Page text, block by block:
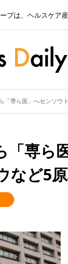
プは、ヘルスケア
「専ら医」へセンソ
「専ら
など5